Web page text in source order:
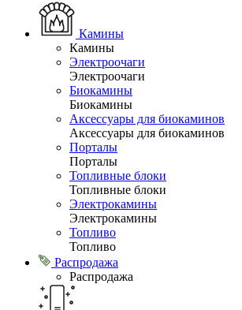
Камины
Камины
Электроочаги
Электроочаги
Биокамины
Биокамины
Аксессуары для биокаминов
Аксессуары для биокаминов
Порталы
Порталы
Топливные блоки
Топливные блоки
Электрокамины
Электрокамины
Топливо
Топливо
Распродажа
Распродажа